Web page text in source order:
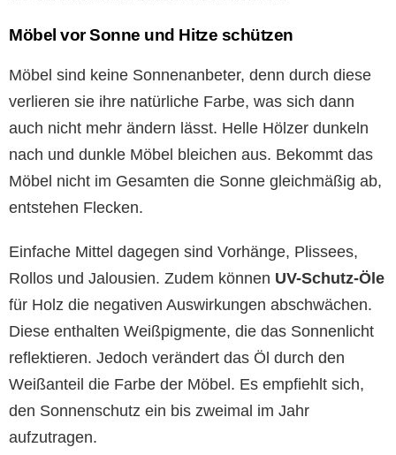
Möbel vor Sonne und Hitze schützen
Möbel sind keine Sonnenanbeter, denn durch diese
verlieren sie ihre natürliche Farbe, was sich dann
auch nicht mehr ändern lässt. Helle Hölzer dunkeln
nach und dunkle Möbel bleichen aus. Bekommt das
Möbel nicht im Gesamten die Sonne gleichmäßig ab,
entstehen Flecken.
Einfache Mittel dagegen sind Vorhänge, Plissees,
Rollos und Jalousien. Zudem können UV-Schutz-Öle
für Holz die negativen Auswirkungen abschwächen.
Diese enthalten Weißpigmente, die das Sonnenlicht
reflektieren. Jedoch verändert das Öl durch den
Weißanteil die Farbe der Möbel. Es empfiehlt sich,
den Sonnenschutz ein bis zweimal im Jahr
aufzutragen.